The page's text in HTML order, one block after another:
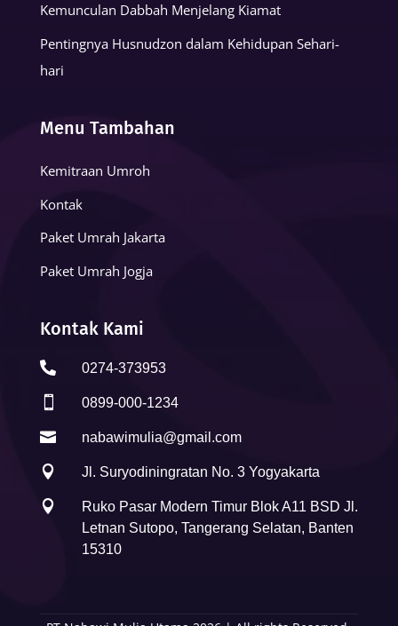
Kemunculan Dabbah Menjelang Kiamat
Pentingnya Husnudzon dalam Kehidupan Sehari-
hari
Menu Tambahan
Kemitraan Umroh
Kontak
Paket Umrah Jakarta
Paket Umrah Jogja
Kontak Kami
 0274-373953
 0899-000-1234
 nabawimulia@gmail.com
 Jl. Suryodiningratan No. 3 Yogyakarta

Ruko Pasar Modern Timur Blok A11 BSD Jl.
Letnan Sutopo, Tangerang Selatan, Banten
15310